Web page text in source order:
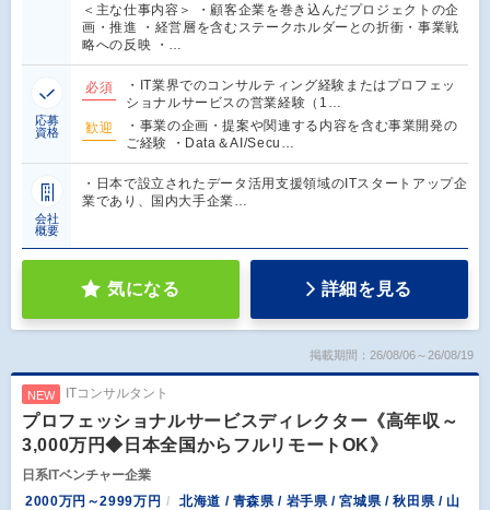
＜主な仕事内容＞ ・顧客企業を巻き込んだプロジェクトの企
画・推進 ・経営層を含むステークホルダーとの折衝・事業戦
略への反映 ・…
応募
資格
必須
・IT業界でのコンサルティング経験またはプロフェッ
ショナルサービスの営業経験（1…
歓迎
・事業の企画・提案や関連する内容を含む事業開発の
ご経験 ・Data＆AI/Secu…
会社
概要
・日本で設立されたデータ活用支援領域のITスタートアップ企
業であり、国内大手企業…
気になる 詳細を見る
掲載期間：26/08/06～26/08/19
NEW ITコンサルタント
プロフェッショナルサービスディレクター《高年収～
3,000万円◆日本全国からフルリモートOK》
日系ITベンチャー企業
2000万円～2999万円
北海道 / 青森県 / 岩手県 / 宮城県 / 秋田県 / 山